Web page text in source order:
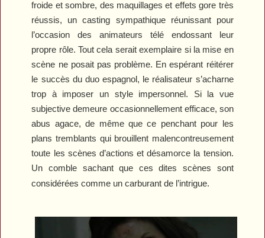
froide et sombre, des maquillages et effets gore très
réussis, un casting sympathique réunissant pour
l’occasion des animateurs télé endossant leur
propre rôle. Tout cela serait exemplaire si la mise en
scène ne posait pas problème. En espérant réitérer
le succès du duo espagnol, le réalisateur s’acharne
trop à imposer un style impersonnel. Si la vue
subjective demeure occasionnellement efficace, son
abus agace, de même que ce penchant pour les
plans tremblants qui brouillent malencontreusement
toute les scènes d’actions et désamorce la tension.
Un comble sachant que ces dites scènes sont
considérées comme un carburant de l’intrigue.